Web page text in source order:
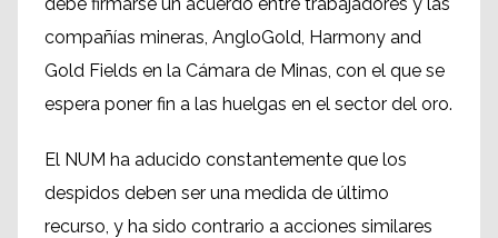
compañías mineras, AngloGold, Harmony and
Gold Fields en la Cámara de Minas, con el que se
espera poner fin a las huelgas en el sector del oro.
El NUM ha aducido constantemente que los
despidos deben ser una medida de último
recurso, y ha sido contrario a acciones similares